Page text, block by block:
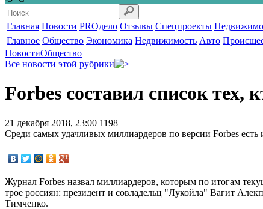
Главная Новости PROдело Отзывы Спецпроекты
Главное Общество Экономика Недвижимость Авто
НовостиОбщество
Все новости этой рубрики
Forbes составил список тех,
21 декабря 2018, 23:00 1198
Среди самых удачливых миллиардеров по версии Forbes есть
Журнал Forbes назвал миллиардеров, которым по итогам
трое россиян: президент и совладельц "Лукойла" Вагит
Тимченко.